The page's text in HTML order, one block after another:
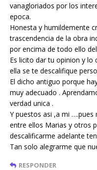
vanagloriados por los
epoca.
Honesta y humildemente
trascendencia de la obra
por encima de todo ello
Es licito dar tu opinion y lo
ella se te descalifique
El dicho antiguo porque
muy adecuado .
verdad unica .
Y puestos asi ,a mi
entre ellos Marias y otros
descalificarme adelante
Tan solo alegrarme que
RESPONDER